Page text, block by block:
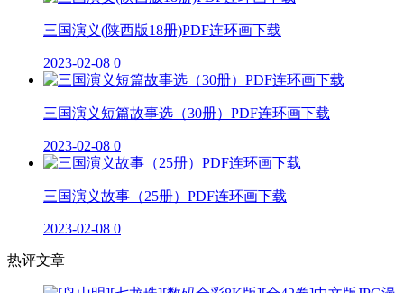
三国演义(陕西版18册)PDF连环画下载
2023-02-08 0
三国演义短篇故事选（30册）PDF连环画下载
2023-02-08 0
三国演义故事（25册）PDF连环画下载
2023-02-08 0
热评文章